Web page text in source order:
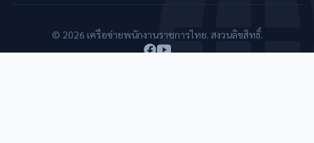
© 2026 เครือข่ายพนักงานราชการไทย. สงวนลิขสิทธิ์.